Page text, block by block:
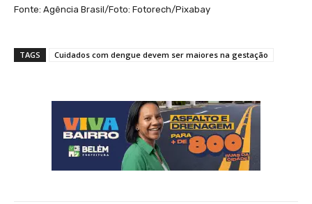
Fonte: Agência Brasil/Foto: Fotorech/Pixabay
TAGS Cuidados com dengue devem ser maiores na gestação